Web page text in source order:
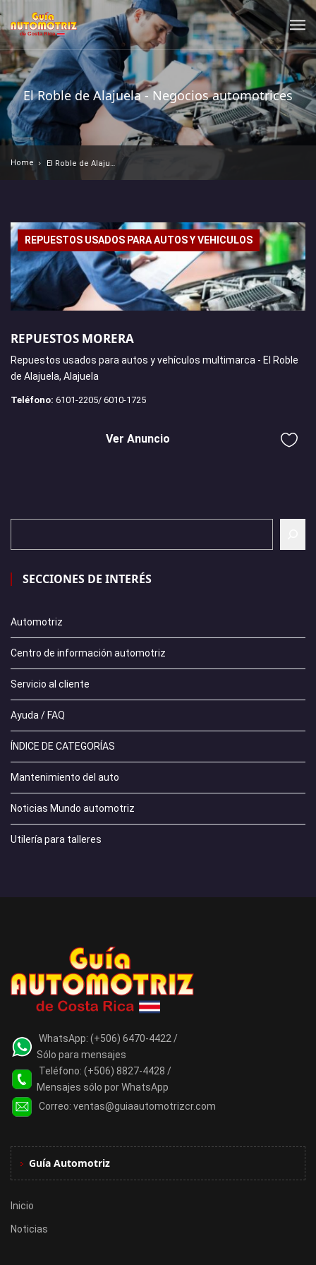
El Roble de Alajuela - Negocios automotrices
Home
REPUESTOS USADOS PARA AUTOS Y VEHICULOS
REPUESTOS MORERA
Repuestos usados para autos y vehículos multimarca - El Roble
de Alajuela, Alajuela
Teléfono: 6101-2205/ 6010-1725
Ver Anuncio
SECCIONES DE INTERÉS
Automotriz
Centro de información automotriz
Servicio al cliente
Ayuda / FAQ
ÍNDICE DE CATEGORÍAS
Mantenimiento del auto
Noticias Mundo automotriz
Utilería para talleres
WhatsApp: (+506) 6470-4422 /
Sólo para mensajes
Teléfono: (+506) 8827-4428 /
Mensajes sólo por WhatsApp
Correo: ventas@guiaautomotrizcr.com
Guía Automotriz
Inicio
Noticias